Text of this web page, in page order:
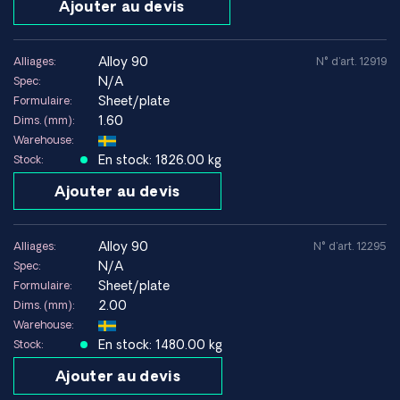
Données techniques (obsolètes) état)
d'élasticité
(0,2 %)
Résistance à
la traction
Allongement à
la rupture
Densité ~8,18 g/cm³
d'élasticité
Température
maximale
recommandée
Bonne – le choix de la méthode et
un traitement thermique après
Ajouter au devis
Alliages: alloy 90
Spec: N/A
Formulaire: Sheet/plate
Dims. (mm): 1.60
Warehouse:
Stock:
En stock: 1826.00 kg
Ajouter au devis
N° d'art. 12919
Alliages: alloy 90
Spec: N/A
Formulaire: Sheet/plate
Dims. (mm): 2.00
Warehouse:
Stock:
En stock: 1480.00 kg
Ajouter au devis
N° d'art. 12295